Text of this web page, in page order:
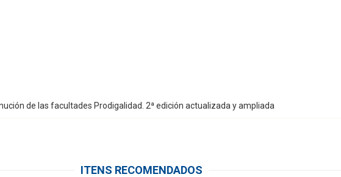
de las facultades Prodigalidad. 2ª edición actualizada y ampliada
ITENS RECOMENDADOS